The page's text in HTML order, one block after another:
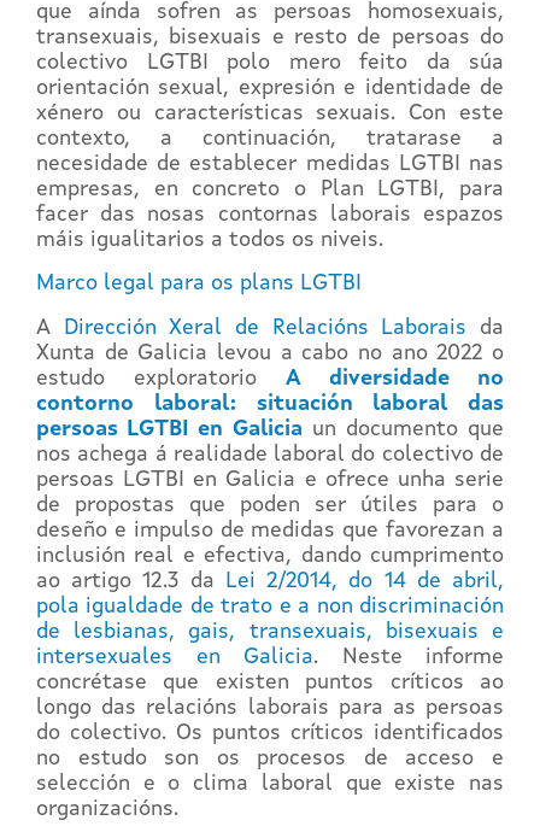
que aínda sofren as persoas homosexuais,
transexuais, bisexuais e resto de persoas do
colectivo LGTBI polo mero feito da súa
orientación sexual, expresión e identidade de
xénero ou características sexuais. Con este
contexto, a continuación, tratarase a
necesidade de establecer medidas LGTBI nas
empresas, en concreto o Plan LGTBI, para
facer das nosas contornas laborais espazos
máis igualitarios a todos os niveis.
Marco legal para os plans LGTBI
A Dirección Xeral de Relacións Laborais da
Xunta de Galicia levou a cabo no ano 2022 o
estudo exploratorio A diversidade no
contorno laboral: situación laboral das
persoas LGTBI en Galicia un documento que
nos achega á realidade laboral do colectivo de
persoas LGTBI en Galicia e ofrece unha serie
de propostas que poden ser útiles para o
deseño e impulso de medidas que favorezan a
inclusión real e efectiva, dando cumprimento
ao artigo 12.3 da
Lei 2/2014, do 14 de abril,
pola igualdade de trato e a non discriminación
de lesbianas, gais, transexuais, bisexuais e
intersexuales en Galicia. Neste informe
concrétase que existen puntos críticos ao
longo das relacións laborais para as persoas
do colectivo. Os puntos críticos identificados
no estudo son os procesos de acceso e
selección e o clima laboral que existe nas
organizacións.